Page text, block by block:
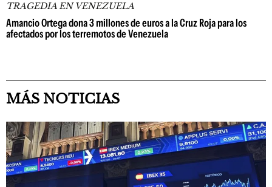
TRAGEDIA EN VENEZUELA
Amancio Ortega dona 3 millones de euros a la Cruz Roja para los
afectados por los terremotos de Venezuela
MÁS NOTICIAS